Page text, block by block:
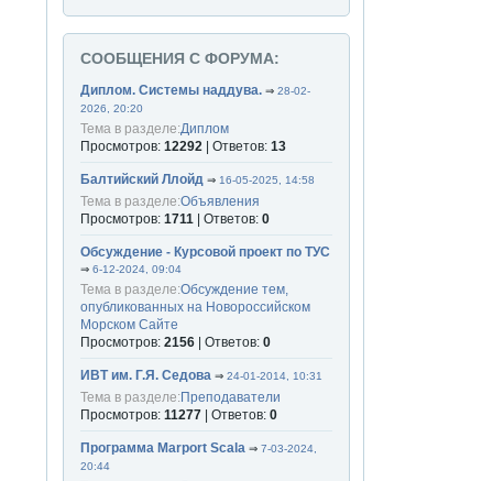
СООБЩЕНИЯ С ФОРУМА:
Диплом. Системы наддува. ⇒28-02-
2026, 20:20
Тема в разделе:Диплом
Просмотров:12292 | Ответов:13
Балтийский Ллойд ⇒16-05-2025, 14:58
Тема в разделе:Объявления
Просмотров:1711 | Ответов:0
Обсуждение - Курсовой проект по ТУС
⇒6-12-2024, 09:04
Тема в разделе:Обсуждение тем,
опубликованных на Новороссийском
Морском Сайте
Просмотров:2156 | Ответов:0
ИВТ им. Г.Я. Седова ⇒24-01-2014, 10:31
Тема в разделе:Преподаватели
Просмотров:11277 | Ответов:0
Программа Marport Scala ⇒7-03-2024,
20:44